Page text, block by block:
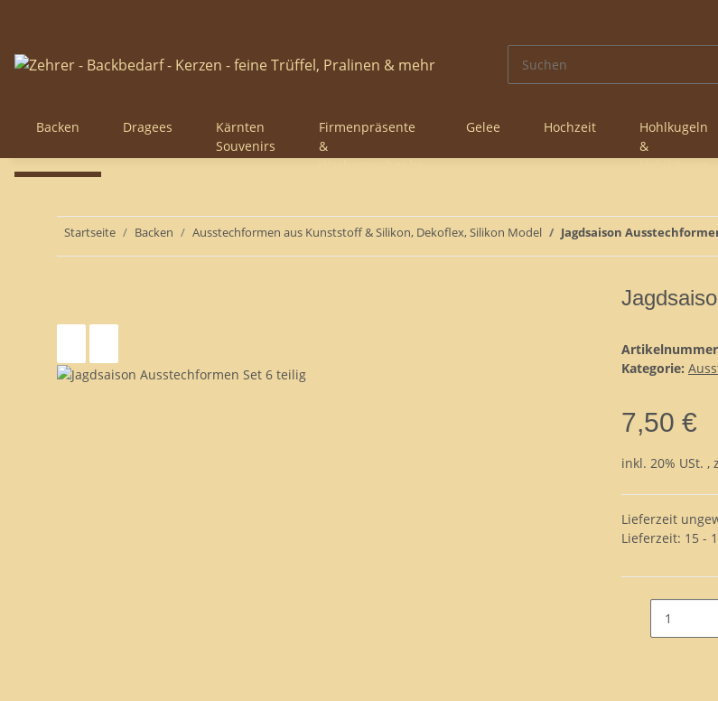
Backen Dragees
Kärnten
Souvenirs
Firmenpräsente
&
Gelee Hochzeit
Hohlkugeln
&
Startseite Backen Ausstechformen aus Kunststoff & Silikon, Dekoflex, Silikon Model Jagdsaison
Kategorie:
7,50 €
inkl. 20% USt. ,
Lieferzeit
Lieferzeit: 15 -